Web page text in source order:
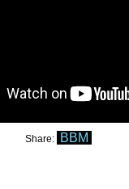
Share: BBM